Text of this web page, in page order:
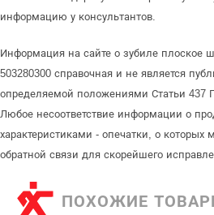
информацию у консультантов.
Информация на сайте о зубиле плоское
503280300 справочная и не является
определяемой положениями Статьи 437
Любое несоответствие информации о
характеристиками - опечатки, о
обратной связи для скорейшего
ПОХОЖИЕ